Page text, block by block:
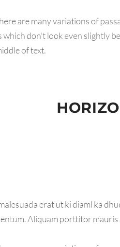
are many variations of
don’t look even slightly
of text.
erat ut ki diaml ka
Aliquam porttitor mauris